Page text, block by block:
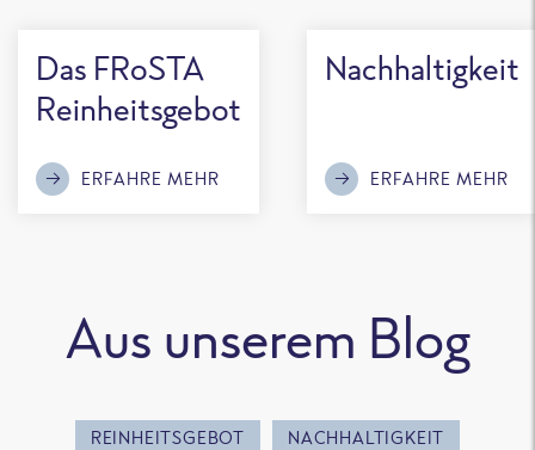
Das FRoSTA
Reinheitsgebot
ERFAHRE MEHR
Nachhaltigkeit
ERFAHRE MEHR
Aus unserem Blog
REINHEITSGEBOT NACHHALTIGKEIT